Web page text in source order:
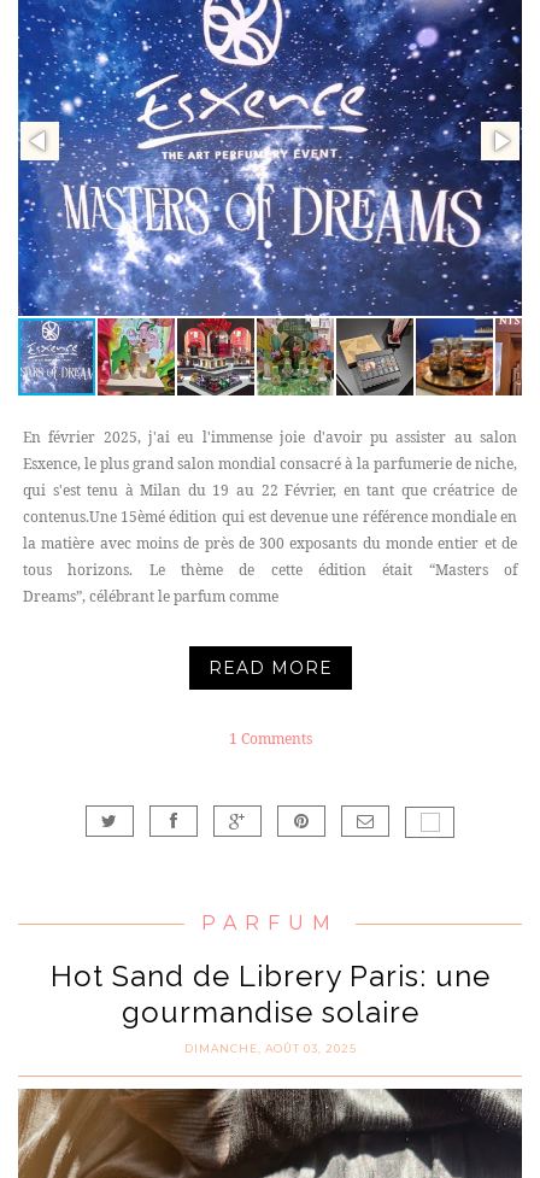
En février 2025, j'ai eu l'immense joie d'avoir pu assister au salon
Esxence, le plus grand salon mondial consacré à la parfumerie de niche,
qui s'est tenu à Milan du 19 au 22 Février, en tant que créatrice de
contenus.Une 15èmé édition qui est devenue une référence mondiale en
la matière avec moins de près de 300 exposants du monde entier et de
tous horizons. Le thème de cette édition était “Masters of
Dreams”, célébrant le parfum comme
READ MORE
1 Comments
PARFUM
Hot Sand de Librery Paris: une
gourmandise solaire
DIMANCHE, AOÛT 03, 2025